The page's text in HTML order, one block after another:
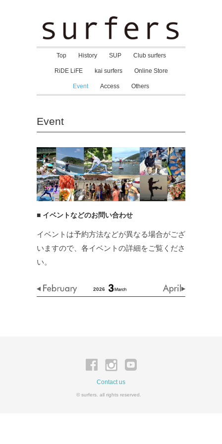
Top History SUP Club surfers
RiDE LiFE kai surfers Online Store
Event Access Others
Event
■ イベントなどのお問い合わせ
イベントは予約方法などが異なる場合がござ
いますので、各イベントの詳細をご覧くださ
い。
2026
Contact us
© surfers. all rights reserved.